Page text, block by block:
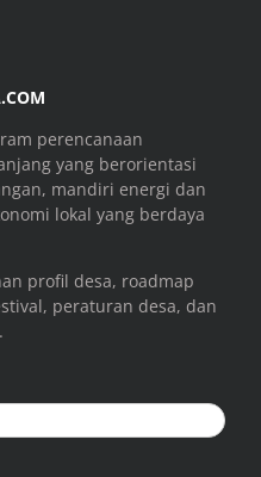
perencanaan
yang berorientasi
mandiri energi dan
lokal yang berdaya
profil desa, roadmap
peraturan desa, dan